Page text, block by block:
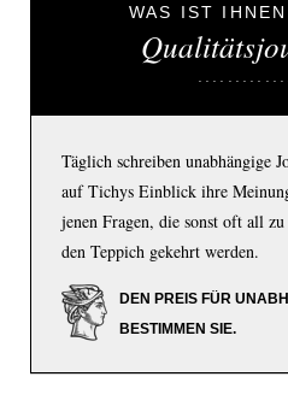
WAS IST IHNEN
Täglich schreiben unabhängige
auf Tichys Einblick ihre
jenen Fragen, die sonst oft all
den Teppich gekehrt werden.
DEN PREIS FÜR
BESTIMMEN SIE.